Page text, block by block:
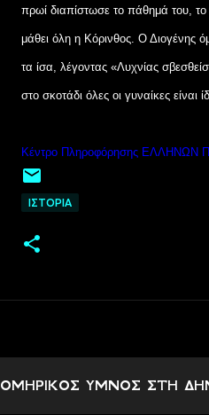
πρωί διαπίστωσε το πάθημά του, το
μάθει όλη η Κόρινθος. Ο Διογένης
τα ίσα, λέγοντας «Λυχνίας
στο σκοτάδι όλες οι γυναίκες είναι
Κέντρο Πληροφόρησης ΕΛΛΗΝΩΝ
ΙΣΤΟΡΙΑ
ΟΜΗΡΙΚΟΣ ΥΜΝΟΣ ΣΤΗ